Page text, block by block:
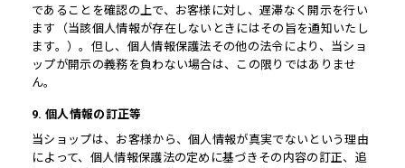
であることを確認の上で、お客様に対し、遅滞なく開示を行い
ます（当該個人情報が存在しないときにはその旨を通知いたし
ます。）。但し、個人情報保護法その他の法令により、当ショ
ップが開示の義務を負わない場合は、この限りではありませ
ん。
9. 個人情報の訂正等
当ショップは、お客様から、個人情報が真実でないという理由
によって、個人情報保護法の定めに基づきその内容の訂正、追